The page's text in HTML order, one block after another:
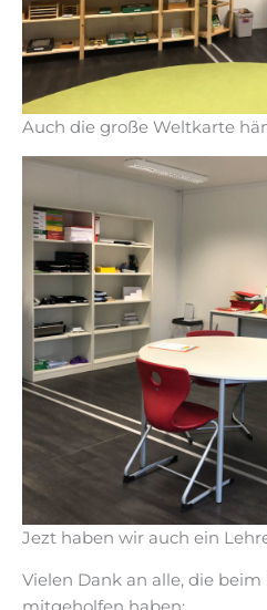
Auch die große Weltkarte
Jezt haben wir auch ein
Vielen Dank an alle, die